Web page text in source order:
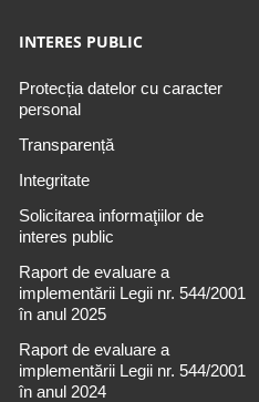
INTERES PUBLIC
Protecția datelor cu caracter
personal
Transparență
Integritate
Solicitarea informaţiilor de
interes public
Raport de evaluare a
implementării Legii nr. 544/2001
în anul 2025
Raport de evaluare a
implementării Legii nr. 544/2001
în anul 2024